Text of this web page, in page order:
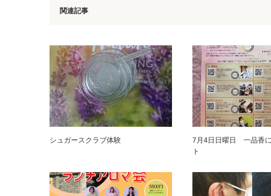
関連記事
シュガースクラブ体験
7月4日日曜日 一品香
ト